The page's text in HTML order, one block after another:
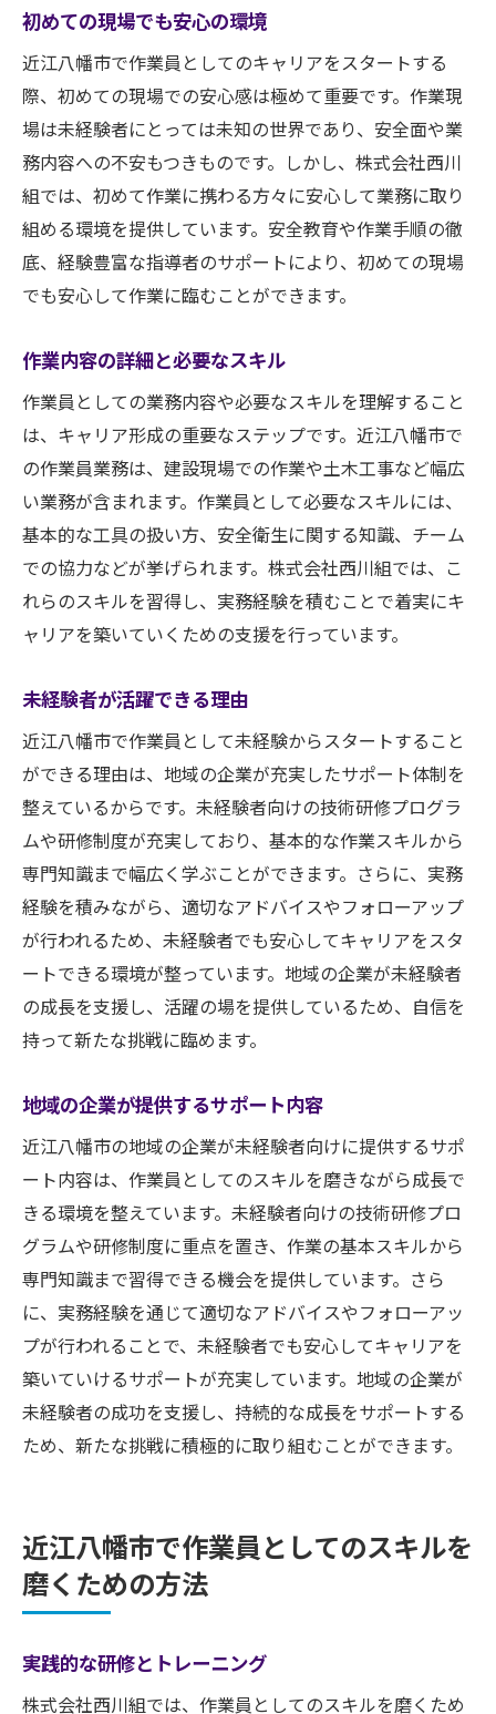
初めての現場でも安心の環境
近江八幡市で作業員としてのキャリアをスタートする
際、初めての現場での安心感は極めて重要です。作業現
場は未経験者にとっては未知の世界であり、安全面や業
務内容への不安もつきものです。しかし、株式会社西川
組では、初めて作業に携わる方々に安心して業務に取り
組める環境を提供しています。安全教育や作業手順の徹
底、経験豊富な指導者のサポートにより、初めての現場
でも安心して作業に臨むことができます。
作業内容の詳細と必要なスキル
作業員としての業務内容や必要なスキルを理解すること
は、キャリア形成の重要なステップです。近江八幡市で
の作業員業務は、建設現場での作業や土木工事など幅広
い業務が含まれます。作業員として必要なスキルには、
基本的な工具の扱い方、安全衛生に関する知識、チーム
での協力などが挙げられます。株式会社西川組では、こ
れらのスキルを習得し、実務経験を積むことで着実にキ
ャリアを築いていくための支援を行っています。
未経験者が活躍できる理由
近江八幡市で作業員として未経験からスタートすること
ができる理由は、地域の企業が充実したサポート体制を
整えているからです。未経験者向けの技術研修プログラ
ムや研修制度が充実しており、基本的な作業スキルから
専門知識まで幅広く学ぶことができます。さらに、実務
経験を積みながら、適切なアドバイスやフォローアップ
が行われるため、未経験者でも安心してキャリアをスタ
ートできる環境が整っています。地域の企業が未経験者
の成長を支援し、活躍の場を提供しているため、自信を
持って新たな挑戦に臨めます。
地域の企業が提供するサポート内容
近江八幡市の地域の企業が未経験者向けに提供するサポ
ート内容は、作業員としてのスキルを磨きながら成長で
きる環境を整えています。未経験者向けの技術研修プロ
グラムや研修制度に重点を置き、作業の基本スキルから
専門知識まで習得できる機会を提供しています。さら
に、実務経験を通じて適切なアドバイスやフォローアッ
プが行われることで、未経験者でも安心してキャリアを
築いていけるサポートが充実しています。地域の企業が
未経験者の成功を支援し、持続的な成長をサポートする
ため、新たな挑戦に積極的に取り組むことができます。
近江八幡市で作業員としてのスキルを
磨くための方法
実践的な研修とトレーニング
株式会社西川組では、作業員としてのスキルを磨くため